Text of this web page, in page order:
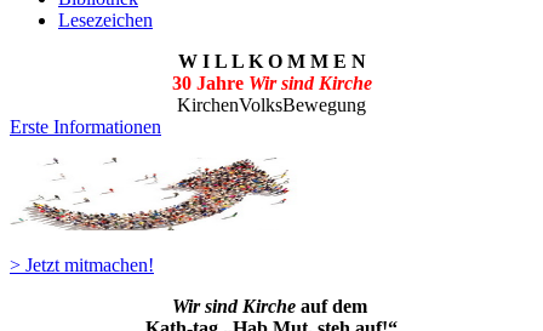
Lesezeichen
W I L L K O M M E N
30 Jahre Wir sind Kirche
KirchenVolksBewegung
Erste Informationen
> Jetzt mitmachen!
Wir sind Kirche auf dem